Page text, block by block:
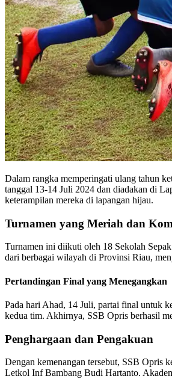
Dalam rangka memperingati ulang tahun
tanggal 13-14 Juli 2024 dan diadakan di
keterampilan mereka di lapangan hijau.
Turnamen yang Meriah dan
Turnamen ini diikuti oleh 18 Sekolah
dari berbagai wilayah di Provinsi Riau,
Pertandingan Final yang Menegangkan
Pada hari Ahad, 14 Juli, partai final untuk
kedua tim. Akhirnya, SSB Opris berhasil
Penghargaan dan Pengakuan
Dengan kemenangan tersebut, SSB Opris
Letkol Inf Bambang Budi Hartanto.